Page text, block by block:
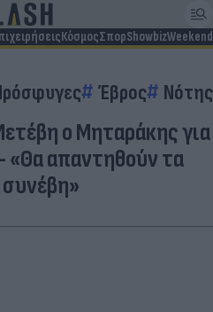
ΚόσμοςΣπορShowbizWeekend
Έβρος
ο Μηταράκης για
«Θα απαντηθούν τα